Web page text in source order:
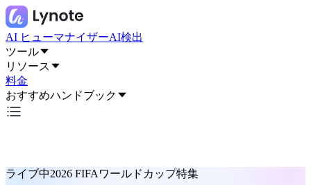
AI ヒューマナイザーAI検出
ツール
リソース
料金
おすすめハンドブック
ライブ中2026 FIFAワールドカップ特集